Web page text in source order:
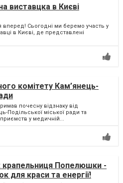
виставцка в Києві
вперед! Сьогодні ми беремо участь у
в Києві, де представлені
комітету Кам’янець-
почесну відзнаку від
Подільської міської ради та
у медичній...
крапельниця Попелюшки -
для краси та енергії!